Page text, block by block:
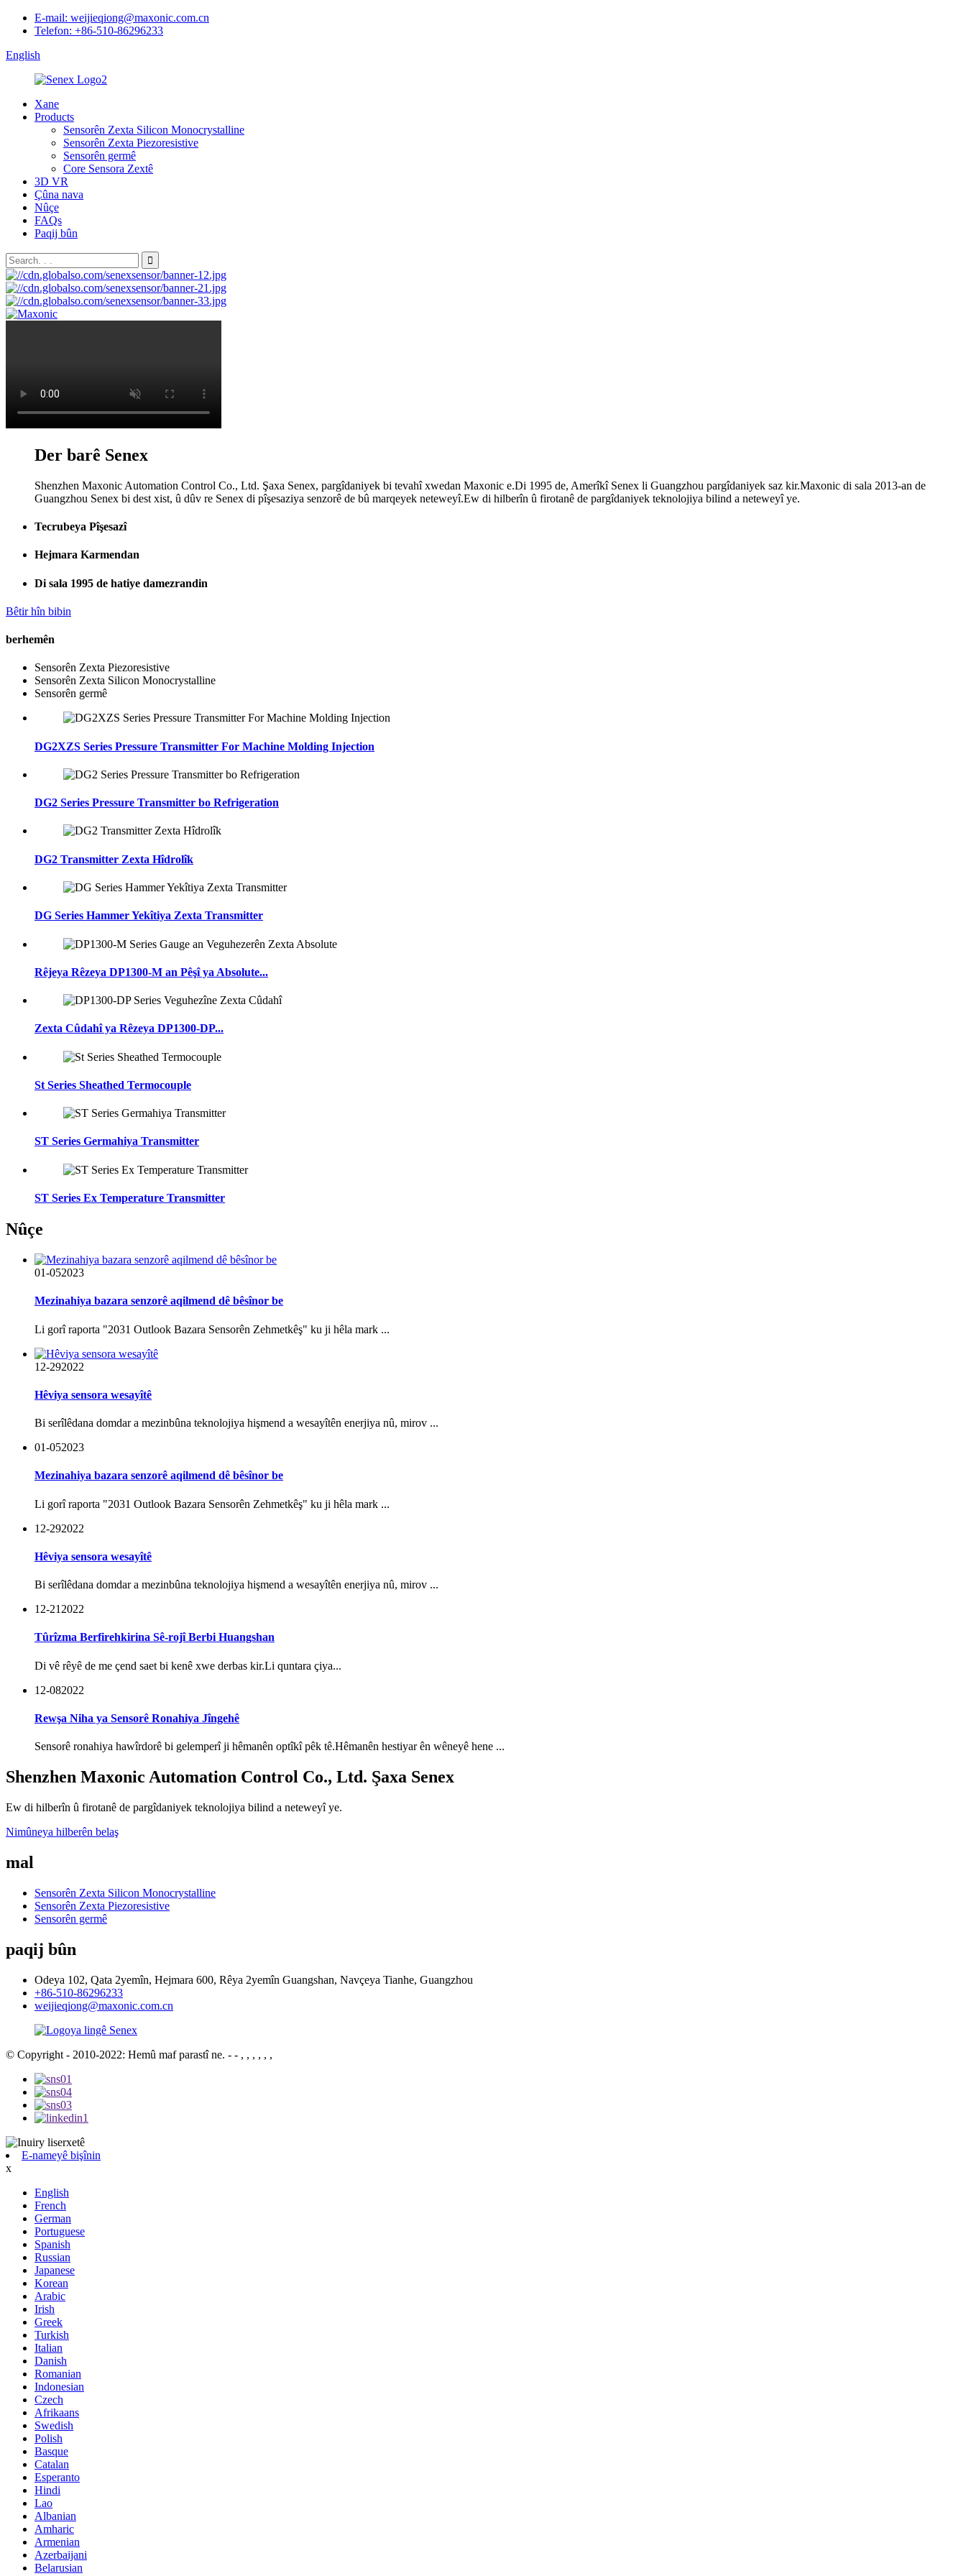
E-mail: weijieqiong@maxonic.com.cn
Telefon: +86-510-86296233
English
Xane
Products
Sensorên Zexta Silicon Monocrystalline
Sensorên Zexta Piezoresistive
Sensorên germê
Core Sensora Zextê
3D VR
Çûna nava
Nûçe
FAQs
Paqij bûn
Der barê Senex
Shenzhen Maxonic Automation Control Co., Ltd. Şaxa Senex, pargîdaniyek bi tevahî xwedan Maxonic e.Di 1995 de, Amerîkî Senex li Guangzhou pargîdaniyek saz kir.Maxonic di sala 2013-an de
Guangzhou Senex bi dest xist, û dûv re Senex di pîşesaziya senzorê de bû marqeyek neteweyî.Ew di hilberîn û firotanê de pargîdaniyek teknolojiya bilind a neteweyî ye.
Tecrubeya Pîşesazî
Hejmara Karmendan
Di sala 1995 de hatiye damezrandin
Bêtir hîn bibin
berhemên
Sensorên Zexta Piezoresistive
Sensorên Zexta Silicon Monocrystalline
Sensorên germê
DG2XZS Series Pressure Transmitter For Machine Molding Injection
DG2 Series Pressure Transmitter bo Refrigeration
DG2 Transmitter Zexta Hîdrolîk
DG Series Hammer Yekîtiya Zexta Transmitter
Rêjeya Rêzeya DP1300-M an Pêşî ya Absolute...
Zexta Cûdahî ya Rêzeya DP1300-DP...
St Series Sheathed Termocouple
ST Series Germahiya Transmitter
ST Series Ex Temperature Transmitter
Nûçe
01-052023
Mezinahiya bazara senzorê aqilmend dê bêsînor be
Li gorî raporta "2031 Outlook Bazara Sensorên Zehmetkêş" ku ji hêla mark ...
12-292022
Hêviya sensora wesayîtê
Bi serîlêdana domdar a mezinbûna teknolojiya hişmend a wesayîtên enerjiya nû, mirov ...
01-052023
Mezinahiya bazara senzorê aqilmend dê bêsînor be
Li gorî raporta "2031 Outlook Bazara Sensorên Zehmetkêş" ku ji hêla mark ...
12-292022
Hêviya sensora wesayîtê
Bi serîlêdana domdar a mezinbûna teknolojiya hişmend a wesayîtên enerjiya nû, mirov ...
12-21 2022
Tûrîzma Berfirehkirina Sê-rojî Berbi Huangshan
Di vê rêyê de me çend saet bi kenê xwe derbas kir.Li quntara çiya...
12-082022
Rewşa Niha ya Sensorê Ronahiya Jîngehê
Sensorê ronahiya hawîrdorê bi gelemperî ji hêmanên optîkî pêk tê.Hêmanên hestiyar ên wêneyê hene ...
Shenzhen Maxonic Automation Control Co., Ltd. Şaxa Senex
Ew di hilberîn û firotanê de pargîdaniyek teknolojiya bilind a neteweyî ye.
Nimûneya hilberên belaş
mal
Sensorên Zexta Silicon Monocrystalline
Sensorên Zexta Piezoresistive
Sensorên germê
paqij bûn
Odeya 102, Qata 2yemîn, Hejmara 600, Rêya 2yemîn Guangshan, Navçeya Tianhe, Guangzhou
+86-510-86296233
weijieqiong@maxonic.com.cn
© Copyright - 2010-2022: Hemû maf parastî ne. - - , , , , , ,
E-nameyê bişînin
x
English
French
German
Portuguese
Spanish
Russian
Japanese
Korean
Arabic
Irish
Greek
Turkish
Italian
Danish
Romanian
Indonesian
Czech
Afrikaans
Swedish
Polish
Basque
Catalan
Esperanto
Hindi
Lao
Albanian
Amharic
Armenian
Azerbaijani
Belarusian